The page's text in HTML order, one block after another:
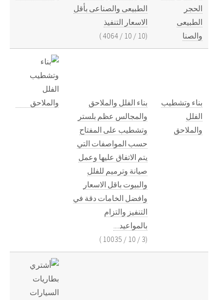
الحجر
الطبيعى
والصنا
الطبيعى والصناعى بأقل
الاسعار التنفيذ
(
10
/
10
/
4064
)
بناء وتشطيب
الفلل
والملاحق
بناء الفلل والملاحق
والمجالس عظم بلستر
وتشطيب على المفتاح
حسب المواصفات التي
يتم الاتفاق عليها وعمل
صيانة وترميم للفلل
والبيوت باقل الاسعار
وافضل الخامات دقة في
التنفيز والتزام
بالمواعيد....
(
3
/
10
/
10035
)